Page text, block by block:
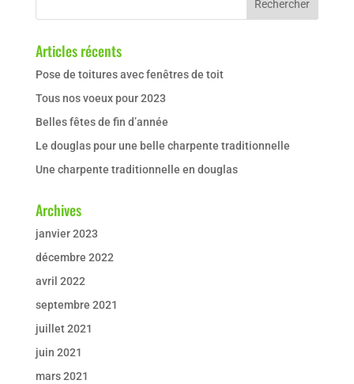
Articles récents
Pose de toitures avec fenêtres de toit
Tous nos voeux pour 2023
Belles fêtes de fin d’année
Le douglas pour une belle charpente traditionnelle
Une charpente traditionnelle en douglas
Archives
janvier 2023
décembre 2022
avril 2022
septembre 2021
juillet 2021
juin 2021
mars 2021